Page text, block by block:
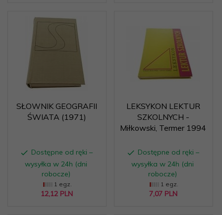
SŁOWNIK GEOGRAFII
ŚWIATA (1971)
Dostępne od ręki –
wysyłka w 24h (dni
robocze)
1 egz.
12,12 PLN
LEKSYKON LEKTUR
SZKOLNYCH -
Miłkowski, Termer 1994
Dostępne od ręki –
wysyłka w 24h (dni
robocze)
1 egz.
7,07 PLN